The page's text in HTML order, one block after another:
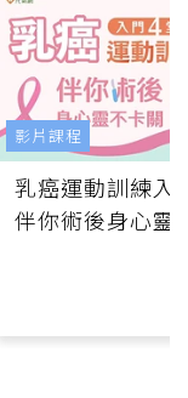
乳癌運動訓練入
伴你術後身心靈
影片課程